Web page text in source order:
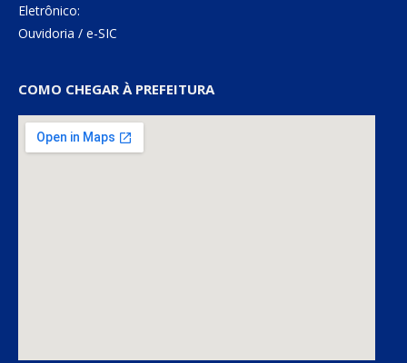
Eletrônico:
Ouvidoria / e-SIC
COMO CHEGAR À PREFEITURA